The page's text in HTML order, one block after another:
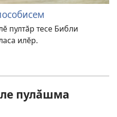
пултӑр тесе Библи
илӗр.
пулӑшма